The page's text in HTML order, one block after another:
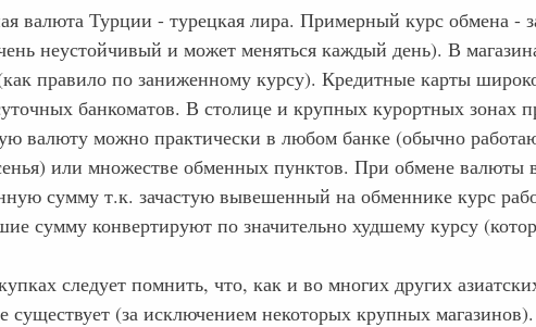
валюта Турции - турецкая лира. Примерный курс обмена -
неустойчивый и может меняться каждый день). В
правило по заниженному курсу). Кредитные карты
банкоматов. В столице и крупных курортных
валюту можно практически в любом банке (обычно
или множестве обменных пунктов. При обмене валюты
сумму т.к. зачастую вывешенный на обменнике курс
сумму конвертируют по значительно худшему курсу
следует помнить, что, как и во многих других
существует (за исключением некоторых крупных